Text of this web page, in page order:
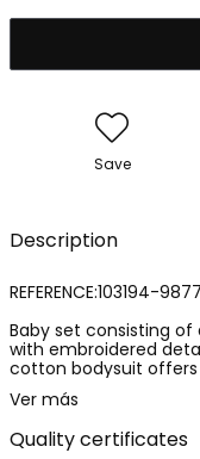
Save
Description
REFERENCE:103194-
Baby set consisting
with embroidered
cotton bodysuit
adjustable-strapped
comfortable fit. The
creating stylish and
baby throughout the
Ver más
Quality certificates